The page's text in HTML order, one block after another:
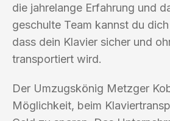
die jahrelange Erfahrung und
geschulte Team kannst du
dass dein Klavier sicher und
transportiert wird.
Der Umzugskönig Metzger
Möglichkeit, beim